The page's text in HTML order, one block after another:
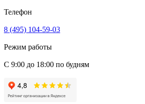
Телефон
8 (495) 104-59-03
Режим работы
С 9:00 до 18:00 по будням